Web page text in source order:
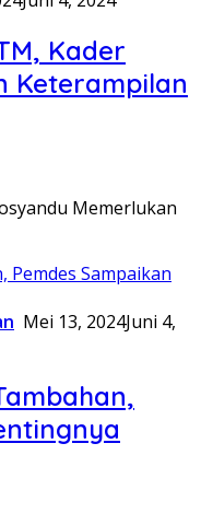
Kader
Keterampilan
Memerlukan
Mei 13, 2024Juni 4,